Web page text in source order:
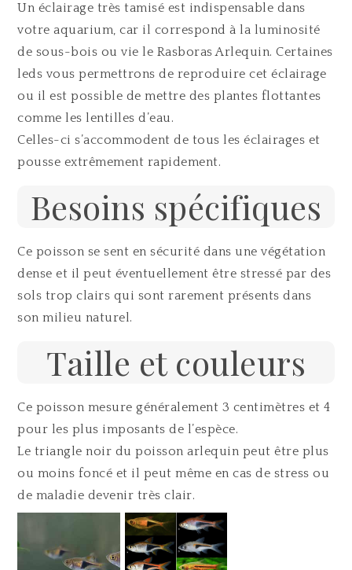
Un éclairage très tamisé est indispensable dans
votre aquarium, car il correspond à la luminosité
de sous-bois ou vie le Rasboras Arlequin. Certaines
leds vous permettrons de reproduire cet éclairage
ou il est possible de mettre des plantes flottantes
comme les lentilles d’eau.
Celles-ci s’accommodent de tous les éclairages et
pousse extrêmement rapidement.
Besoins spécifiques
Ce poisson se sent en sécurité dans une végétation
dense et il peut éventuellement être stressé par des
sols trop clairs qui sont rarement présents dans
son milieu naturel.
Taille et couleurs
Ce poisson mesure généralement 3 centimètres et 4
pour les plus imposants de l’espèce.
Le triangle noir du poisson arlequin peut être plus
ou moins foncé et il peut même en cas de stress ou
de maladie devenir très clair.